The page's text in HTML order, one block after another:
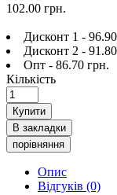
102.00 грн.
Дисконт 1 -
Дисконт 2 -
Опт - 86.70 грн.
Кількість
Купити
В закладки
порівняння
Опис
Відгуків (0)